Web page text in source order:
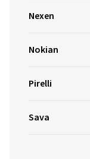
Nexen
Nokian
Pirelli
Sava